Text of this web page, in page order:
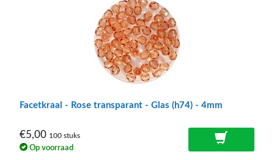
Facetkraal - Rose transparant - Glas (h74) - 4mm
€5,00 100 stuks
Op voorraad